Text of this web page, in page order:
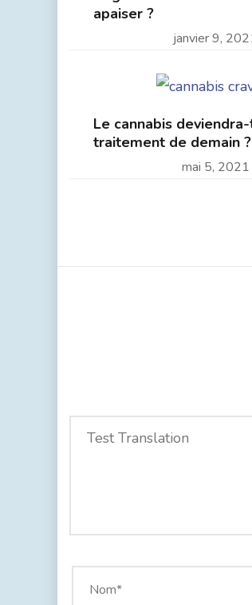
apaiser ?
janvier 9,
Le cannabis
traitement de demain ?
mai 5, 2021